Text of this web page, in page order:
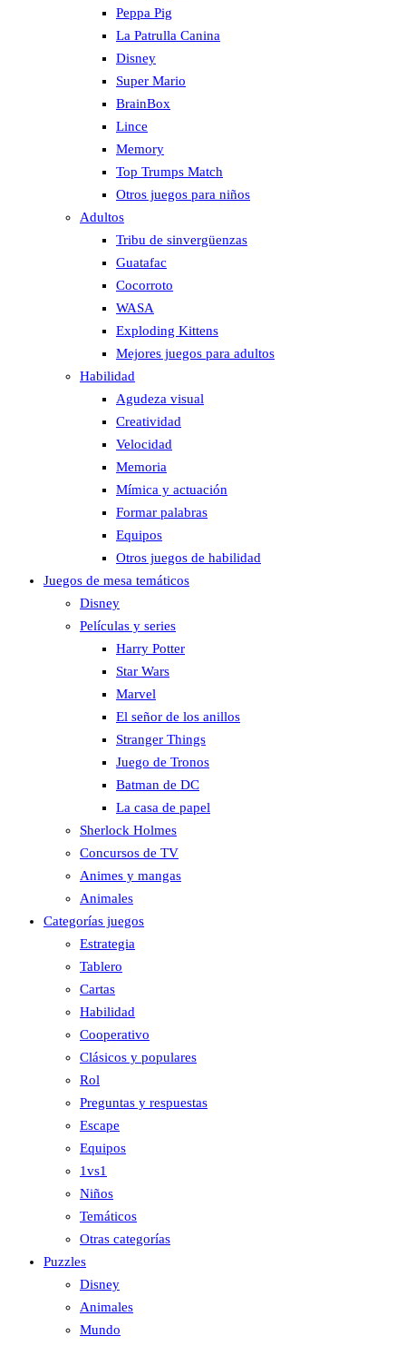
Peppa Pig
La Patrulla Canina
Disney
Super Mario
BrainBox
Lince
Memory
Top Trumps Match
Otros juegos para niños
Adultos
Tribu de sinvergüenzas
Guatafac
Cocorroto
WASA
Exploding Kittens
Mejores juegos para adultos
Habilidad
Agudeza visual
Creatividad
Velocidad
Memoria
Mímica y actuación
Formar palabras
Equipos
Otros juegos de habilidad
Juegos de mesa temáticos
Disney
Películas y series
Harry Potter
Star Wars
Marvel
El señor de los anillos
Stranger Things
Juego de Tronos
Batman de DC
La casa de papel
Sherlock Holmes
Concursos de TV
Animes y mangas
Animales
Categorías juegos
Estrategia
Tablero
Cartas
Habilidad
Cooperativo
Clásicos y populares
Rol
Preguntas y respuestas
Escape
Equipos
1vs1
Niños
Temáticos
Otras categorías
Puzzles
Disney
Animales
Mundo